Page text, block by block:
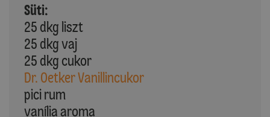
Süti:
25 dkg liszt
25 dkg vaj
25 dkg cukor
Dr. Oetker Vanillincukor
pici rum
vanília aroma